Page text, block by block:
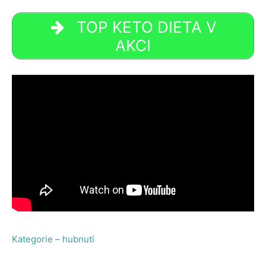
TOP KETO DIETA V
AKCI
Kategorie – hubnutí